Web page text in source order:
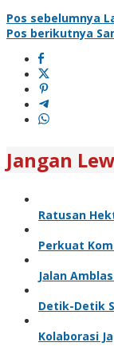
Pos sebelumnya
Pos berikutnya
Jangan
Ratusan
Perkuat
Jalan
Detik-Detik
Kolaborasi